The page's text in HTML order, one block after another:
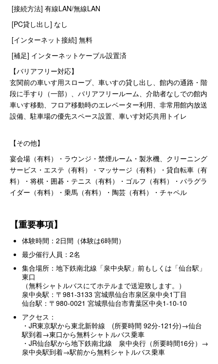
[接続方法] 有線LAN/無線LAN
[PC貸し出し] なし
[インターネット接続] 無料
[補足] インターネットケーブル設置済
【バリアフリー対応】
玄関前の車いす用スロープ、車いすの貸し出し、館内の通路・階
段に手すり（一部）、バリアフリールーム、介助者なしでの館内
車いす移動、フロア移動時のエレベーター利用、非常用館内放送
設備、駐車場の優先スペース設置、車いす対応共用トイレ
【その他】
宴会場（有料）・ラウンジ・禁煙ルーム・製氷機、クリーニング
サービス・エステ（有料）・マッサージ（有料）・貸自転車（有
料）・将棋・囲碁・テニス（有料）・ゴルフ（有料）・パラグラ
イダー（有料）・乗馬（有料）・陶芸（有料）・チャペル
【重要事項】
体験時間：2日間（体験は6時間）
最少催行人員：2名
集合場所：地下鉄南北線「泉中央駅」前もしくは「仙台駅」
東口
（無料シャトルバスにてホテルまで送迎致します。）
泉中央駅：〒981-3133 宮城県仙台市泉区泉中央1丁目
仙台駅：〒980-0021 宮城県仙台市青葉区中央1-10-10
アクセス：
・JR東京駅から東北新幹線 (所要時間 92分-121分)→仙台
駅到着→東口から無料シャトルバス乗車
・JR仙台駅から地下鉄南北線 泉中央行（所要時間16分）→
泉中央駅到着→駅前から無料シャトルバス乗車